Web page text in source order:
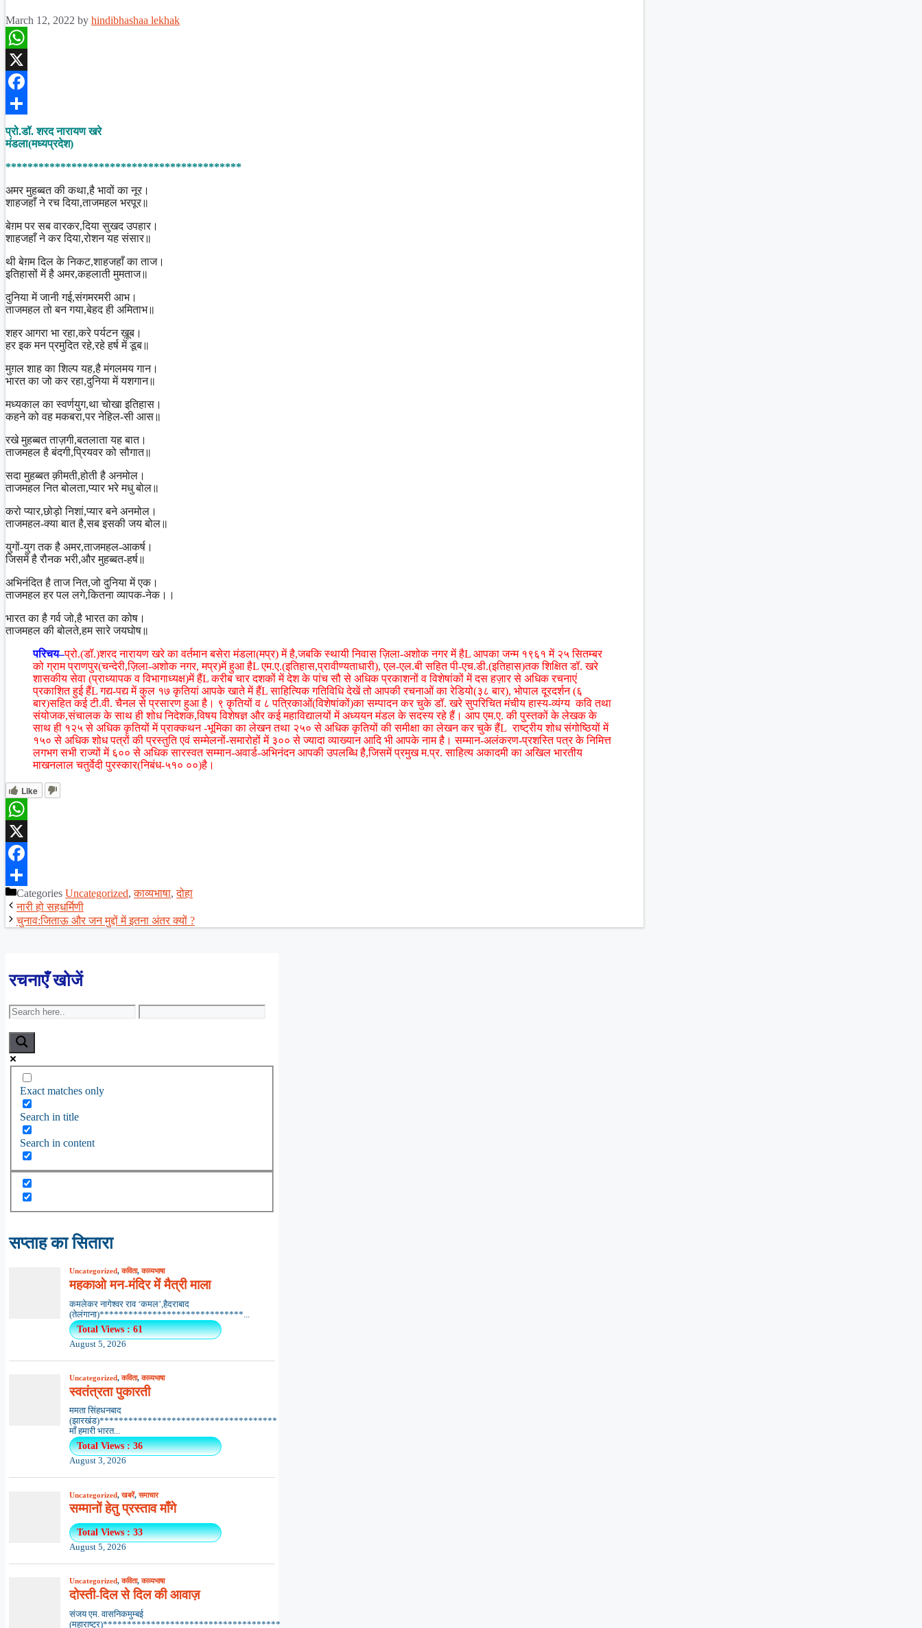
March 12, 2022 by hindibhashaa lekhak
WhatsApp
X
Facebook
Share
प्रो.डॉ. शरद नारायण खरे
मंडला(मध्यप्रदेश)
*******************************************
अमर मुहब्बत की कथा,है भावों का नूर।
शाहजहाँ ने रच दिया,ताजमहल भरपूर॥
बेग़म पर सब वारकर,दिया सुखद उपहार।
शाहजहाँ ने कर दिया,रोशन यह संसार॥
थी बेग़म दिल के निकट,शाहजहाँ का ताज।
इतिहासों में है अमर,कहलाती मुमताज॥
दुनिया में जानी गई,संगमरमरी आभ।
ताजमहल तो बन गया,बेहद ही अमिताभ॥
शहर आगरा भा रहा,करे पर्यटन ख़ूब।
हर इक मन प्रमुदित रहे,रहे हर्ष में डूब॥
मुग़ल शाह का शिल्प यह,है मंगलमय गान।
भारत का जो कर रहा,दुनिया में यशगान॥
मध्यकाल का स्वर्णयुग,था चोखा इतिहास।
कहने को वह मकबरा,पर नेहिल-सी आस॥
रखे मुहब्बत ताज़गी,बतलाता यह बात।
ताजमहल है बंदगी,प्रियवर को सौगात॥
सदा मुहब्बत क़ीमती,होती है अनमोल।
ताजमहल नित बोलता,प्यार भरे मधु बोल॥
करो प्यार,छोड़ो निशां,प्यार बने अनमोल।
ताजमहल-क्या बात है,सब इसकी जय बोल॥
युगों-युग तक है अमर,ताजमहल-आकर्ष।
जिसमें है रौनक भरी,और मुहब्बत-हर्ष॥
अभिनंदित है ताज नित,जो दुनिया में एक।
ताजमहल हर पल लगे,कितना व्यापक-नेक।।
भारत का है गर्व जो,है भारत का कोष।
ताजमहल की बोलते,हम सारे जयघोष॥
परिचय–प्रो.(डॉ.)शरद नारायण खरे का वर्तमान बसेरा मंडला(मप्र) में है,जबकि स्थायी निवास ज़िला-अशोक नगर में हैL आपका जन्म १९६१ में २५ सितम्बर
को ग्राम प्राणपुर(चन्देरी,ज़िला-अशोक नगर, मप्र)में हुआ हैL एम.ए.(इतिहास,प्रावीण्यताधारी), एल-एल.बी सहित पी-एच.डी.(इतिहास)तक शिक्षित डॉ. खरे
शासकीय सेवा (प्राध्यापक व विभागाध्यक्ष)में हैंL करीब चार दशकों में देश के पांच सौ से अधिक प्रकाशनों व विशेषांकों में दस हज़ार से अधिक रचनाएं
प्रकाशित हुई हैंL गद्य-पद्य में कुल १७ कृतियां आपके खाते में हैंL साहित्यिक गतिविधि देखें तो आपकी रचनाओं का रेडियो(३८ बार), भोपाल दूरदर्शन (६
बार)सहित कई टी.वी. चैनल से प्रसारण हुआ है। ९ कृतियों व ८ पत्रिकाओं(विशेषांकों)का सम्पादन कर चुके डॉ. खरे सुपरिचित मंचीय हास्य-व्यंग्य कवि तथा
संयोजक,संचालक के साथ ही शोध निदेशक,विषय विशेषज्ञ और कई महाविद्यालयों में अध्ययन मंडल के सदस्य रहे हैं। आप एम.ए. की पुस्तकों के लेखक के
साथ ही १२५ से अधिक कृतियों में प्राक्कथन -भूमिका का लेखन तथा २५० से अधिक कृतियों की समीक्षा का लेखन कर चुके हैंL राष्ट्रीय शोध संगोष्ठियों में
१५० से अधिक शोध पत्रों की प्रस्तुति एवं सम्मेलनों-समारोहों में ३०० से ज्यादा व्याख्यान आदि भी आपके नाम है। सम्मान-अलंकरण-प्रशस्ति पत्र के निमित्त
लगभग सभी राज्यों में ६०० से अधिक सारस्वत सम्मान-अवार्ड-अभिनंदन आपकी उपलब्धि है,जिसमें प्रमुख म.प्र. साहित्य अकादमी का अखिल भारतीय
माखनलाल चतुर्वेदी पुरस्कार(निबंध-५१० ००)है।
Like
WhatsApp
X
Facebook
ShareCategories Uncategorized,काव्यभाषा,दोहा
नारी हो सहधर्मिणी
चुनाव:जिताऊ और जन मुद्दों में इतना अंतर क्यों ?
रचनाएँ खोजें
Exact matches only
Search in title
Search in content
सप्ताह का सितारा
Uncategorized,कविता,काव्यभाषा
महकाओ मन-मंदिर में मैत्री माला
कमलेकर नागेश्वर राव ‘कमल’,हैदराबाद
(तेलंगाना)******************************...
Total Views : 61
August 5, 2026
Uncategorized,कविता,काव्यभाषा
स्वतंत्रता पुकारती
ममता सिंहधनबाद
(झारखंड)*************************************
माँ हमारी भारत...
Total Views : 36
August 3, 2026
Uncategorized,खबरें,समाचार
सम्मानों हेतु प्रस्ताव माँगे
Total Views : 33
August 5, 2026
Uncategorized,कविता,काव्यभाषा
दोस्ती-दिल से दिल की आवाज़
संजय एम. वासनिकमुम्बई
(महाराष्ट्र)*************************************